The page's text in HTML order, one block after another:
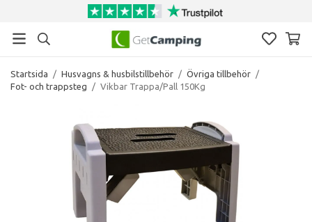
Startsida / Husvagns & husbilstillbehör / Övriga tillbehör /
Fot- och trappsteg
/ Vikbar Trappa/Pall 150Kg